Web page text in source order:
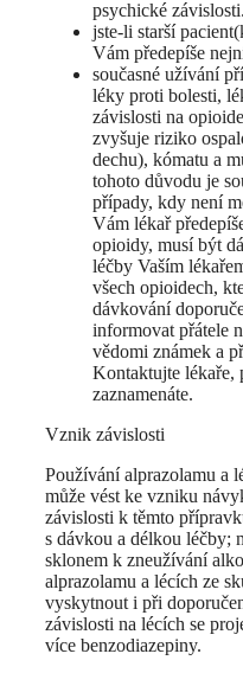
psychické závislosti.
jste-li starší
Vám předepíše
současné užívání
léky proti bolesti,
závislosti na
zvyšuje riziko
dechu), kómatu a
tohoto důvodu je
případy, kdy není
Vám lékař
opioidy, musí být
léčby Vaším
všech opioidech,
dávkování
informovat přátele
vědomi známek a
Kontaktujte lékaře,
zaznamenáte.
Vznik závislosti
Používání alprazolamu a
může vést ke vzniku
závislosti k těmto
s dávkou a délkou léčby;
sklonem k zneužívání
alprazolamu a lécích ze
vyskytnout i při
závislosti na lécích se
více benzodiazepiny.